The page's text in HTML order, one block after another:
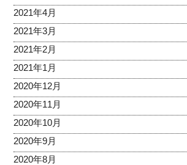
2021年4月
2021年3月
2021年2月
2021年1月
2020年12月
2020年11月
2020年10月
2020年9月
2020年8月